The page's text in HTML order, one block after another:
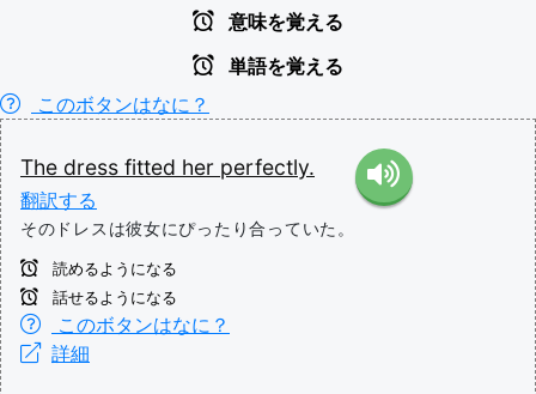
意味を覚える
単語を覚える
このボタンはなに？
The dress fitted her perfectly.
翻訳する
そのドレスは彼女にぴったり合っていた。
読めるようになる
話せるようになる
このボタンはなに？
詳細